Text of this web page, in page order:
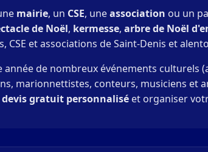
mairie, un CSE, uneassociation ou un
de Noël, kermesse,arbre de Noël
CSE et associations de Saint-Denis et
année de nombreux événements
marionnettistes, conteurs, musiciens
devis gratuit personnalisé et organiser